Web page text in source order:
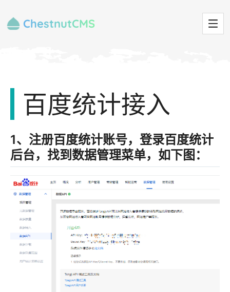
ChestnutCMS
百度统计接入
1、注册百度统计账号，登录百度统计
后台，找到数据管理菜单，如下图：